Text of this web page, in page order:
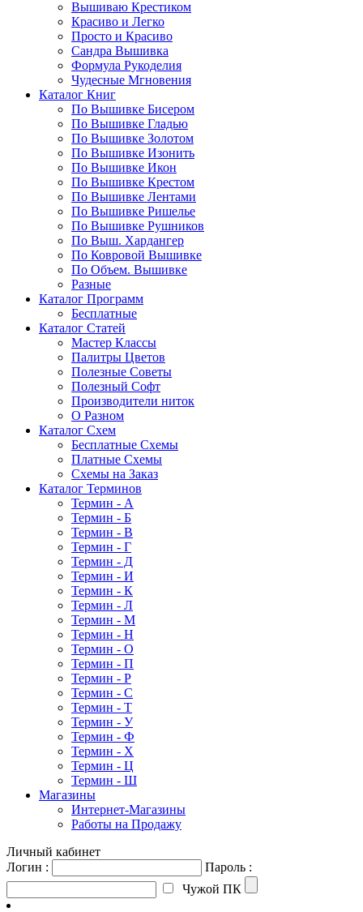
Вышиваю Крестиком
Красиво и Легко
Просто и Красиво
Сандра Вышивка
Формула Рукоделия
Чудесные Мгновения
Каталог Книг
По Вышивке Бисером
По Вышивке Гладью
По Вышивке Золотом
По Вышивке Изонить
По Вышивке Икон
По Вышивке Крестом
По Вышивке Лентами
По Вышивке Ришелье
По Вышивке Рушников
По Выш. Хардангер
По Ковровой Вышивке
По Объем. Вышивке
Разные
Каталог Программ
Бесплатные
Каталог Статей
Мастер Классы
Палитры Цветов
Полезные Советы
Полезный Софт
Производители ниток
О Разном
Каталог Схем
Бесплатные Схемы
Платные Схемы
Схемы на Заказ
Каталог Терминов
Термин - А
Термин - Б
Термин - В
Термин - Г
Термин - Д
Термин - И
Термин - К
Термин - Л
Термин - М
Термин - Н
Термин - О
Термин - П
Термин - Р
Термин - С
Термин - Т
Термин - У
Термин - Ф
Термин - Х
Термин - Ц
Термин - Ш
Магазины
Интернет-Магазины
Работы на Продажу
Личный кабинет
Логин :
Пароль :
Чужой ПК